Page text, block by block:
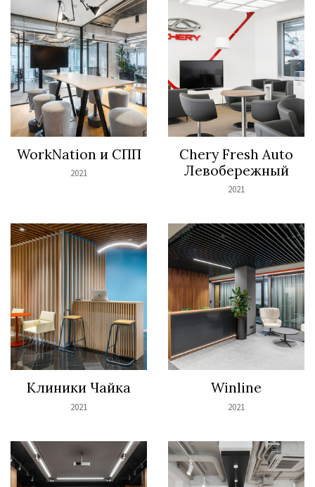
WorkNation и СПП
2021
Chery Fresh Auto
Левобережный
2021
Клиники Чайка
2021
Winline
2021